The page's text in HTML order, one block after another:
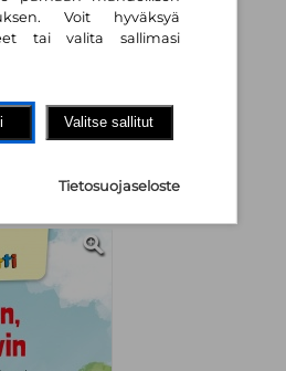
hyvin
(kuv.) ,Veera Kaski
Voit hyväksyä
tai valita sallimasi
Valitse sallitut
Tietosuojaseloste